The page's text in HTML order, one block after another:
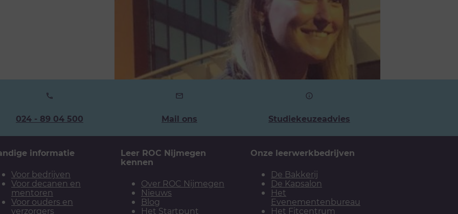
Ons
024 - 89 04 500 Mail ons Studiekeuzeadvies
informatie
Voor bedrijven
Voor decanen en
mentoren
Voor ouders en
verzorgers
Leer ROC Nijmegen
kennen
Over ROC Nijmegen
Nieuws
Blog
Het Startpunt
Onze leerwerkbedrijven
De Bakkerij
De Kapsalon
Het
Evenementenbureau
Het Fitcentrum